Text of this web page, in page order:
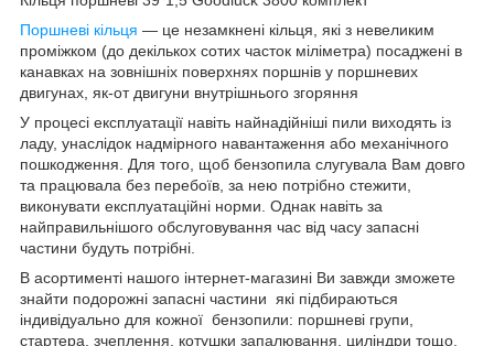
Поршневі кільця — це незамкнені кільця, які з невеликим
проміжком (до декількох сотих часток міліметра) посаджені в
канавках на зовнішніх поверхнях поршнів у поршневих
двигунах, як-от двигуни внутрішнього згоряння
У процесі експлуатації навіть найнадійніші пили виходять із
ладу, унаслідок надмірного навантаження або механічного
пошкодження. Для того, щоб бензопила слугувала Вам довго
та працювала без перебоїв, за нею потрібно стежити,
виконувати експлуатаційні норми. Однак навіть за
найправильнішого обслуговування час від часу запасні
частини будуть потрібні.
В асортименті нашого інтернет-магазині Ви завжди зможете
знайти подорожні запасні частини які підбираються
індивідуально для кожної бензопили: поршневі групи,
стартера, зчеплення, котушки запалювання, циліндри тощо.